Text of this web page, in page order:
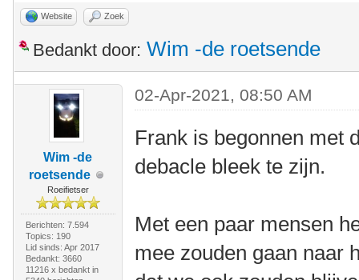
Website Zoek
Bedankt door: Wim -de roetsende
Wim -de
roetsende
Roeifietser
Berichten: 7.594
Topics: 190
Lid sinds: Apr 2017
Bedankt: 3660
11216 x bedankt in
02-Apr-2021, 08:50 AM
Frank is begonnen met
debacle bleek te zijn.
Met een paar mensen
mee zouden gaan naar